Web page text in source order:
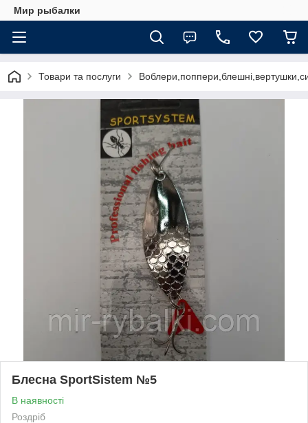
Мир рыбалки
Товари та послуги
Блесна SportSistem №5
В наявності
Роздріб